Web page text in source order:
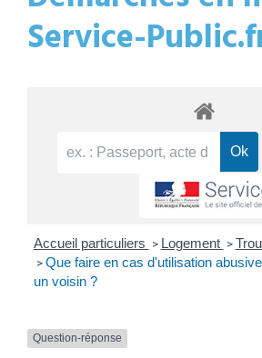
Service-
Accueil particuliers > Logement >
> Que faire en cas d'utilisation
un voisin ?
Question-réponse